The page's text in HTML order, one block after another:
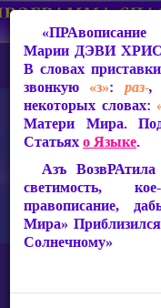
Письма из застенков
РАдные Дети Мои!
Марии ДЭВИ
В словах
звонкую «з»: раз-
некоторых словах:
Матери Мира.
Статьяхо Языке.
Азъ
светимость,
правописание,
Мира»
Солнечному»